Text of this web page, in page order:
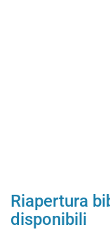
Riapertura
disponibili